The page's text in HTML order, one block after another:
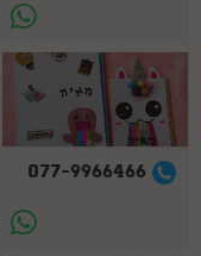
077-9966466